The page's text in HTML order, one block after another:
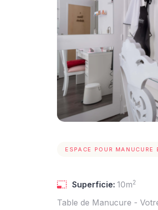
ESPACE POUR MANUCURE
Superficie: 10m2
Table de Manucure -